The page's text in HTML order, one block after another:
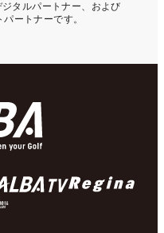
タルパートナー、および
ートナーです。